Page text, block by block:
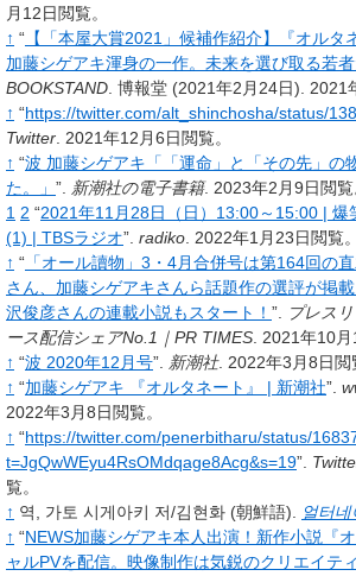
月12日閲覧。
↑ “ 【「本屋大賞2021」候補作紹介】『オル
加藤シゲアキ渾身の一作。未来を選び取る若
BOOKSTAND. 博報堂 (2021年2月24日). 2021
↑ “https://twitter.com/alt_shinchosha/status/
Twitter. 2021年12月6日閲覧。
↑ “波 加藤シゲアキ「「運命」と「その先」の
た。」 ”. 新潮社の電子書籍. 2023年2月9日閲覧
1 2 “2021年11月28日（日）13:00～15:00 | 爆
(1) | TBSラジオ”. radiko. 2022年1月23日閲覧。
↑ “ 「オール讀物」3・4月合併号は第164回の
さん、加藤シゲアキさんら話題作の選評が掲
沢俊彦さんの連載小説もスタート！ ”. プレス
ース配信シェアNo.1｜PR TIMES. 2021年10月
↑ “波 2020年12月号”. 新潮社. 2022年3月8日閲
↑ “加藤シゲアキ 『オルタネート』 | 新潮社”.
2022年3月8日閲覧。
↑ “https://twitter.com/penerbitharu/status/
t=JgQwWEyu4RsOMdqage8Acg&s=19”.
覧。
↑ 역, 가토 시게아키 저/김현화 (朝鮮語). 얼터
↑ “NEWS加藤シゲアキ本人出演！新作小説『
ャルPVを配信。映像制作は気鋭のクリエイテ